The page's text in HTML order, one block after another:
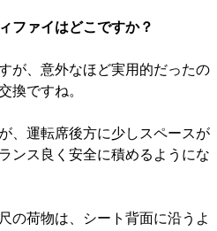
ァイはどこですか？
が、意外なほど実用的だったの
換ですね。
、運転席後方に少しスペースが
ンス良く安全に積めるようにな
の荷物は、シート背面に沿うよ